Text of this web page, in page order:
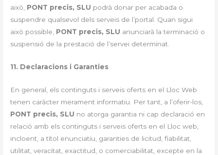
això, PONT precis, SLU podrà donar per acabada o
suspendre qualsevol dels serveis de l’portal. Quan sigui
això possible, PONT precis, SLU anunciarà la terminació o
suspensió de la prestació de l’servei determinat.
11. Declaracions i Garanties
En general, els continguts i serveis oferts en el Lloc Web
tenen caràcter merament informatiu. Per tant, a l’oferir-los,
PONT precis, SLU no atorga garantia ni cap declaració en
relació amb els continguts i serveis oferts en el Lloc web,
incloent, a títol enunciatiu, garanties de licitud, fiabilitat,
utilitat, veracitat, exactitud, o comerciabilitat, excepte en la